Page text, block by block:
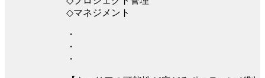
◇マネジメント
・
・
・